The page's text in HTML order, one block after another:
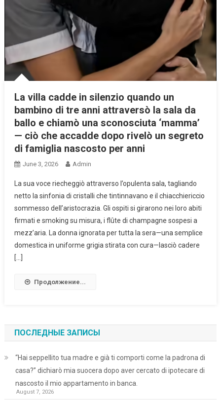
La villa cadde in silenzio quando un
bambino di tre anni attraversò la sala da
ballo e chiamò una sconosciuta ‘mamma’
— ciò che accadde dopo rivelò un segreto
di famiglia nascosto per anni
June 3, 2026 Admin
La sua voce riecheggiò attraverso l’opulenta sala, tagliando
netto la sinfonia di cristalli che tintinnavano e il chiacchiericcio
sommesso dell’aristocrazia. Gli ospiti si girarono nei loro abiti
firmati e smoking su misura, i flûte di champagne sospesi a
mezz’aria. La donna ignorata per tutta la sera—una semplice
domestica in uniforme grigia stirata con cura—lasciò cadere
[…]
Продолжение...
ПОСЛЕДНЫЕ ЗАПИСЫ
“Hai seppellito tua madre e già ti comporti come la padrona di
casa?” dichiarò mia suocera dopo aver cercato di ipotecare di
nascosto il mio appartamento in banca.
August 7, 2026